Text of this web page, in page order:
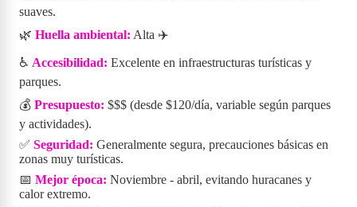
suaves.
🌿 Huella ambiental: Alta ✈️
♿ Accesibilidad: Excelente en infraestructuras turísticas y
parques.
💰 Presupuesto: $$$ (desde $120/día, variable según parques
y actividades).
✅ Seguridad: Generalmente segura, precauciones básicas en
zonas muy turísticas.
📅 Mejor época: Noviembre - abril, evitando huracanes y
calor extremo.